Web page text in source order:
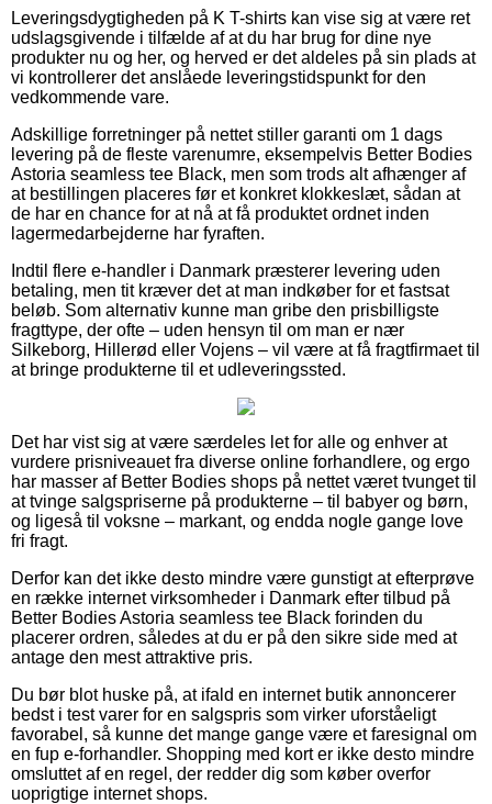
Leveringsdygtigheden på K T-shirts kan vise sig at være ret
udslagsgivende i tilfælde af at du har brug for dine nye
produkter nu og her, og herved er det aldeles på sin plads at
vi kontrollerer det anslåede leveringstidspunkt for den
vedkommende vare.
Adskillige forretninger på nettet stiller garanti om 1 dags
levering på de fleste varenumre, eksempelvis Better Bodies
Astoria seamless tee Black, men som trods alt afhænger af
at bestillingen placeres før et konkret klokkeslæt, sådan at
de har en chance for at nå at få produktet ordnet inden
lagermedarbejderne har fyraften.
Indtil flere e-handler i Danmark præsterer levering uden
betaling, men tit kræver det at man indkøber for et fastsat
beløb. Som alternativ kunne man gribe den prisbilligste
fragttype, der ofte – uden hensyn til om man er nær
Silkeborg, Hillerød eller Vojens – vil være at få fragtfirmaet til
at bringe produkterne til et udleveringssted.
Det har vist sig at være særdeles let for alle og enhver at
vurdere prisniveauet fra diverse online forhandlere, og ergo
har masser af Better Bodies shops på nettet været tvunget til
at tvinge salgspriserne på produkterne – til babyer og børn,
og ligeså til voksne – markant, og endda nogle gange love
fri fragt.
Derfor kan det ikke desto mindre være gunstigt at efterprøve
en række internet virksomheder i Danmark efter tilbud på
Better Bodies Astoria seamless tee Black forinden du
placerer ordren, således at du er på den sikre side med at
antage den mest attraktive pris.
Du bør blot huske på, at ifald en internet butik annoncerer
bedst i test varer for en salgspris som virker uforståeligt
favorabel, så kunne det mange gange være et faresignal om
en fup e-forhandler. Shopping med kort er ikke desto mindre
omsluttet af en regel, der redder dig som køber overfor
uoprigtige internet shops.